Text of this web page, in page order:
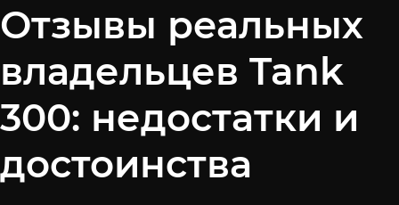
Отзывы реальных
владельцев Tank
300: недостатки и
достоинства